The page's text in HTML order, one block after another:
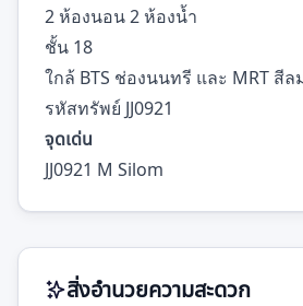
2 ห้องนอน 2 ห้องน้ำ
ชั้น 18
ใกล้ BTS ช่องนนทรี และ MRT สีล
รหัสทรัพย์ JJ0921
จุดเด่น
JJ0921 M Silom
สิ่งอำนวยความสะดวก